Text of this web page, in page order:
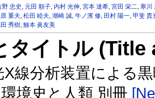
野 忠史 ,元田 順子, 内村 光伸,宮本 達希,宮田 栄二,寒川
重夫, 松田 睦夫, 潮崎 誠, 牛ノ濱 修, 田村 陽一, 甲斐 貴
秀樹, 鯵本 眞友美
タイトル
X線分析装置による
環境史と人類 別冊